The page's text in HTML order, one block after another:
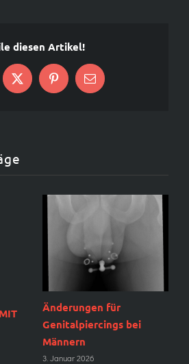
diesen Artikel!
X Pinterest
E-
Mail
Änderungen für
Genitalpiercings bei
Männern
3. Januar 2026